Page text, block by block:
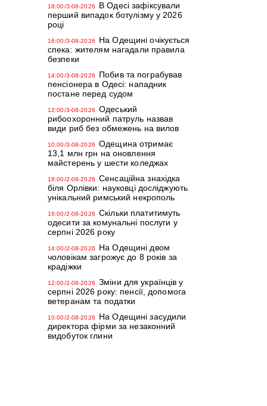
18:00/3-08-2026
В Одесі зафіксували
перший випадок ботулізму у 2026
році
16:00/3-08-2026
На Одещині очікується
спека: жителям нагадали правила
безпеки
14:00/3-08-2026
Побив та пограбував
пенсіонера в Одесі: нападник
постане перед судом
12:00/3-08-2026
Одеський
рибоохоронний патруль назвав
види риб без обмежень на вилов
10:00/3-08-2026
Одещина отримає
13,1 млн грн на оновлення
майстерень у шести коледжах
18:00/2-08-2026
Сенсаційна знахідка
біля Орлівки: науковці досліджують
унікальний римський некрополь
16:00/2-08-2026
Скільки платитимуть
одесити за комунальні послуги у
серпні 2026 року
14:00/2-08-2026
На Одещині двом
чоловікам загрожує до 8 років за
крадіжки
12:00/2-08-2026
Зміни для українців у
серпні 2026 року: пенсії, допомога
ветеранам та податки
10:00/2-08-2026
На Одещині засудили
директора фірми за незаконний
видобуток глини